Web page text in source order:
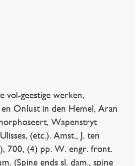
vol-geestige werken,
en Onlust in den Hemel, Aran
Wapenstryt
(etc.). Amst., J. ten
700, (4) pp. W. engr. front.
(Spine ends sl. dam., spine